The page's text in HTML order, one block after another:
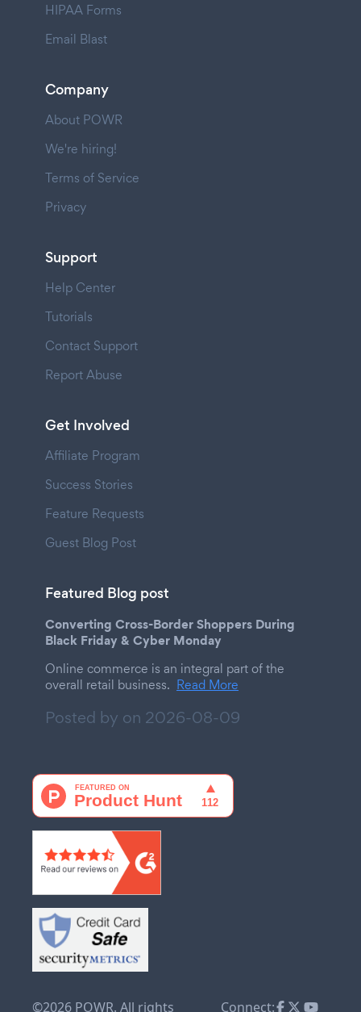
HIPAA Forms
Email Blast
Company
About POWR
We're hiring!
Terms of Service
Privacy
Support
Help Center
Tutorials
Contact Support
Report Abuse
Get Involved
Affiliate Program
Success Stories
Feature Requests
Guest Blog Post
Featured Blog post
Converting Cross-Border Shoppers During
Black Friday & Cyber Monday
Online commerce is an integral part of the
overall retail business. Read More
Posted by on 2026-08-09
©2026 POWR. All rights Connect: